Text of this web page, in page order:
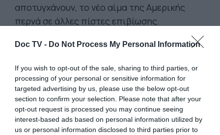
Doc TV - Do Not Process My Personal Information
If you wish to opt-out of the sale, sharing to third parties, or
processing of your personal or sensitive information for
targeted advertising by us, please use the below opt-out
section to confirm your selection. Please note that after your
opt-out request is processed you may continue seeing
interest-based ads based on personal information utilized by
us or personal information disclosed to third parties prior to
αποτυγχάνουν, το νέο αίμα της Αμερικής
περνά σε άλλες πίστες επιβίωσης.
επίτηδες στα σχολεία τους ώστε να τους
στείλουν σε θερινό και να εξασφαλίσουν
δυο γεύματα την ημέρα.
-Άλλα αναγκάζονται να κλέβουν για να φάνε,